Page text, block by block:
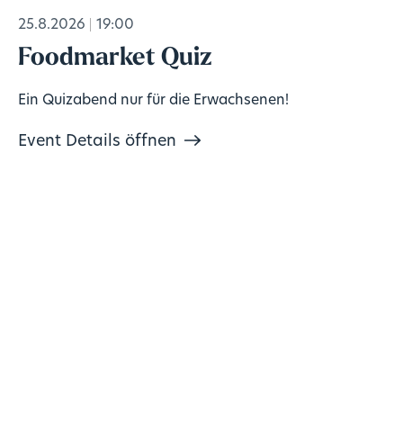
25.8.2026 19:00
Foodmarket Quiz
Ein Quizabend nur für die Erwachsenen!
Event Details öffnen